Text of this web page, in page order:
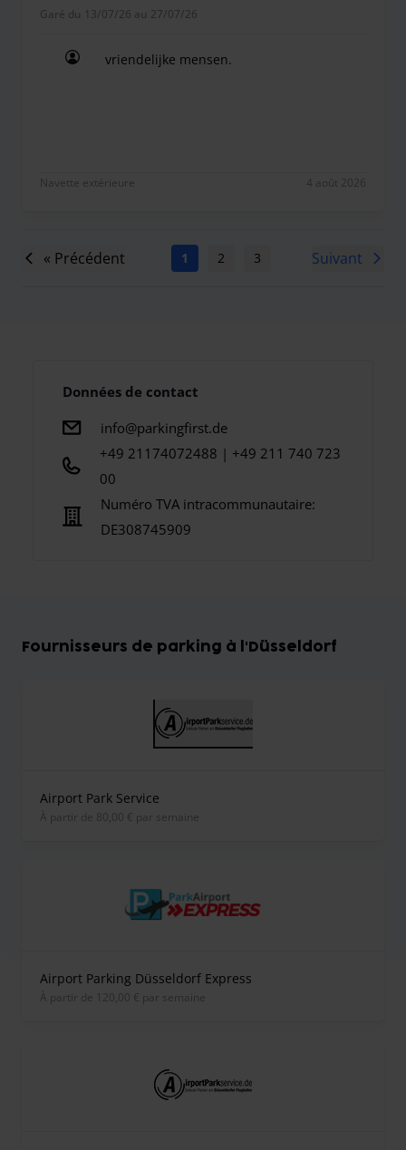
Garé du 13/07/26 au 27/07/26
vriendelijke mensen.
Navette extérieure 4 août 2026
« Précédent 1 2 3 5
Suivant
Données de contact
info@parkingfirst.de
+49 21174072488 | +49 211 740 723
00
Numéro TVA intracommunautaire:
DE308745909
Fournisseurs de parking à l'Düsseldorf
Airport Park Service
À partir de 80,00 € par semaine
Airport Parking Düsseldorf Express
À partir de 120,00 € par semaine